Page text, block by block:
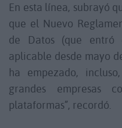
En esta línea, subrayó
que el Nuevo
de Datos (que
aplicable desde mayo
ha empezado,
grandes empresas
plataformas”, recordó.